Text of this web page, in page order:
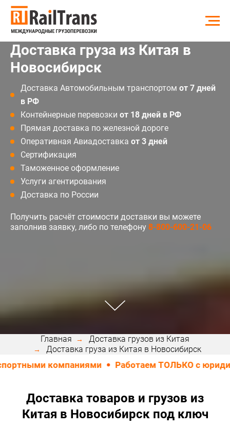
Доставка груза из Китая в
Новосибирск
Доставка Автомобильным транспортом от 7 дней
в РФ
Контейнерные перевозки от 18 дней в РФ
Прямая доставка по железной дороге
Оперативная Авиадоставка от 3 дней
Сертификация
Таможенное оформление
Услуги агентирования
Доставка по России
Получить расчёт стоимости доставки вы можете
заполнив заявку, либо по телефону 8-800-600-21-06
Главная
Доставка грузов из Китая
Доставка груза из Китая в Новосибирск
Работаем ТОЛЬКО с юридическими
Доставка товаров и грузов из
Китая в Новосибирск под ключ